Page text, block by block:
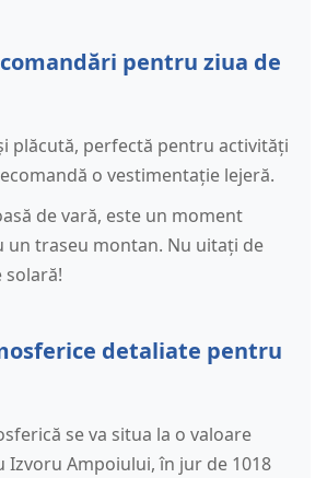
pentru ziua de
plăcută, perfectă pentru activități
o vestimentație lejeră.
de vară, este un moment
un traseu montan. Nu uitați de
solară!
detaliate pentru
se va situa la o valoare
Izvoru Ampoiului, în jur de 1018